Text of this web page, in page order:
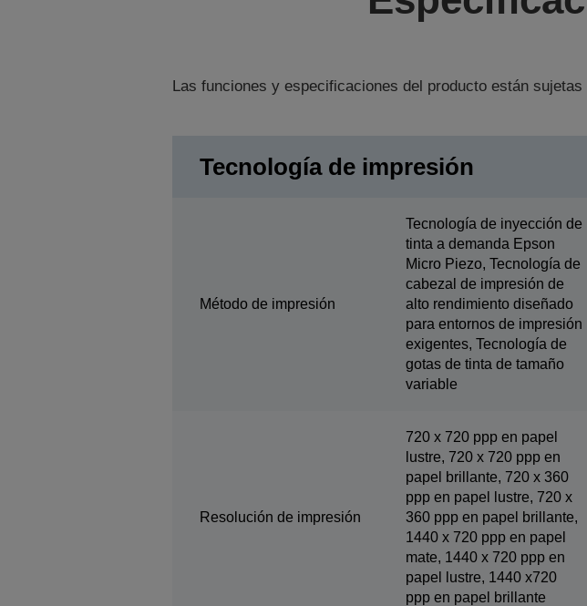
Las funciones y especificaciones del producto están
Tecnología de impresión
Método de impresión
Tecnología de inyección de
tinta a demanda Epson
Micro Piezo, Tecnología de
cabezal de impresión de
alto rendimiento diseñado
para entornos de impresión
exigentes, Tecnología de
gotas de tinta de tamaño
variable
Resolución de impresión
720 x 720 ppp en papel
lustre, 720 x 720 ppp en
papel brillante, 720 x 360
ppp en papel lustre, 720 x
360 ppp en papel brillante,
1440 x 720 ppp en papel
mate, 1440 x 720 ppp en
papel lustre, 1440 x720
ppp en papel brillante